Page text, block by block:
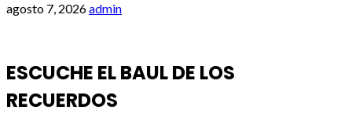
agosto 7, 2026admin
ESCUCHE EL BAUL DE LOS
RECUERDOS